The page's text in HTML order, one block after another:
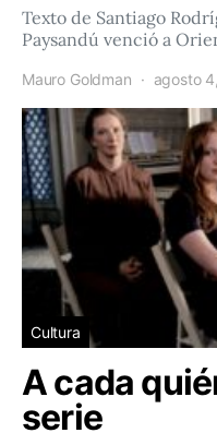
Texto de Santiago
Paysandú venció a
Mauro Goldman agosto
Cultura
A cada
serie